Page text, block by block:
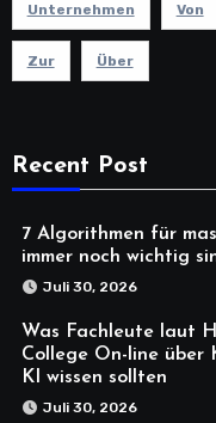
Unternehmen Von
Zur Über
Recent Post
7 Algorithmen für
immer noch wichtig
Juli 30, 2026
Was Fachleute laut
College On-line über
KI wissen sollten
Juli 30, 2026